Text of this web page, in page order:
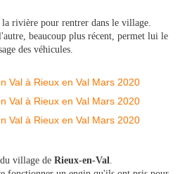
rivière pour rentrer dans le village.
beaucoup plus récent, permet lui le
des véhicules.
village de Rieux-en-Val